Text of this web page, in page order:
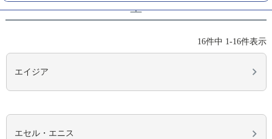
エ
16件中 1-16件表示
エイジア
エセル・エニス